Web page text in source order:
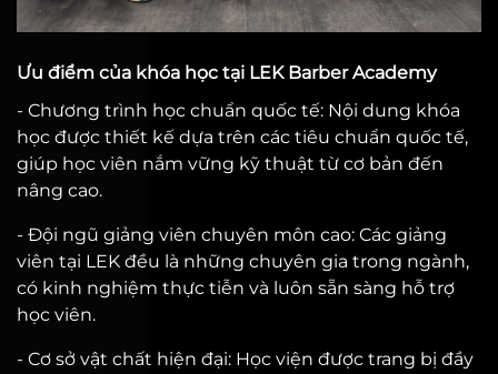
Ưu điểm của khóa học tại LEK Barber Academy
- Chương trình học chuẩn quốc tế: Nội dung khóa
học được thiết kế dựa trên các tiêu chuẩn quốc tế,
giúp học viên nắm vững kỹ thuật từ cơ bản đến
nâng cao.
- Đội ngũ giảng viên chuyên môn cao: Các giảng
viên tại LEK đều là những chuyên gia trong ngành,
có kinh nghiệm thực tiễn và luôn sẵn sàng hỗ trợ
học viên.
- Cơ sở vật chất hiện đại: Học viện được trang bị đầy